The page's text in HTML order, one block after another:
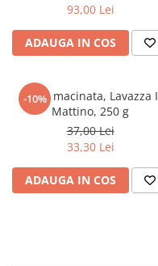
Caiete si Carnetele scolare
Coperti, Mape, Etichete
Ghiozdane si Penare
Instrumente si Truse
Seturi scolare
Calculator
Consumabile & Accesorii
Cadouri
III.
93,00 Lei
ADAUGA IN COS
-10%
Cafea macinata, Lavazza
Mattino, 250 g
37,00 Lei
33,30 Lei
ADAUGA IN COS